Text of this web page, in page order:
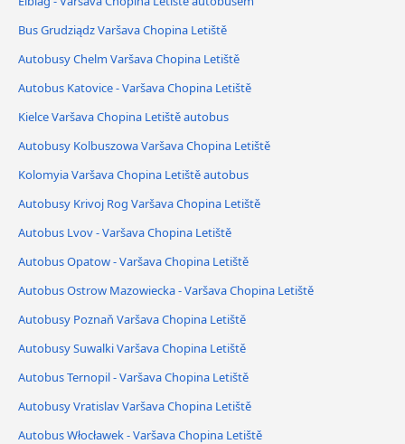
Bus Grudziądz Varšava Chopina Letiště
Autobusy Chelm Varšava Chopina Letiště
Autobus Katovice - Varšava Chopina Letiště
Kielce Varšava Chopina Letiště autobus
Autobusy Kolbuszowa Varšava Chopina Letiště
Kolomyia Varšava Chopina Letiště autobus
Autobusy Krivoj Rog Varšava Chopina Letiště
Autobus Lvov - Varšava Chopina Letiště
Autobus Opatow - Varšava Chopina Letiště
Autobus Ostrow Mazowiecka - Varšava Chopina Letiště
Autobusy Poznaň Varšava Chopina Letiště
Autobusy Suwalki Varšava Chopina Letiště
Autobus Ternopil - Varšava Chopina Letiště
Autobusy Vratislav Varšava Chopina Letiště
Autobus Włocławek - Varšava Chopina Letiště